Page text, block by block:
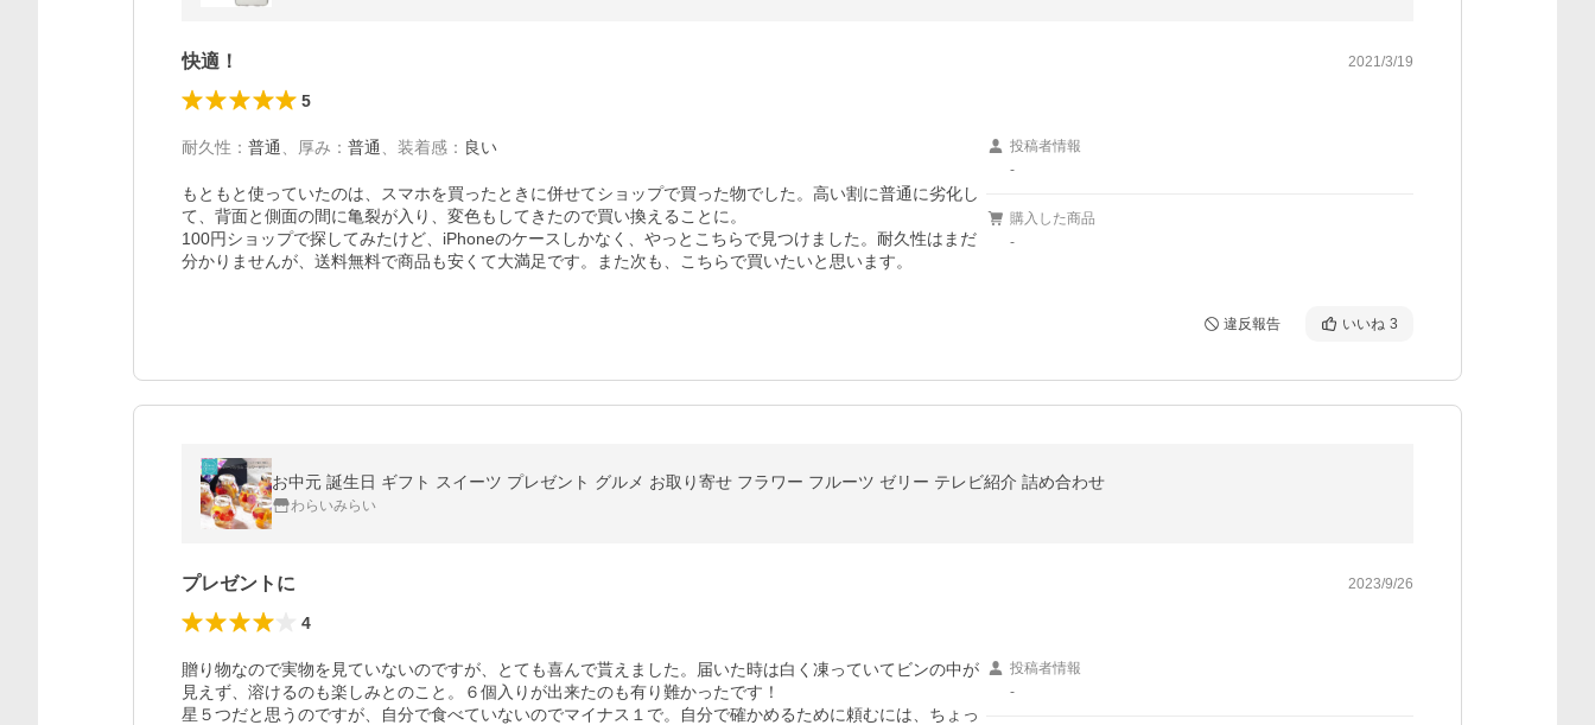
快適！ 2021/3/19
5
耐久性 ： 普通 厚み ： 普通 装着感 ： 良い
もともと使っていたのは、スマホを買ったときに併せてショップで買った物でした。高い割に普通に劣化し
て、背面と側面の間に亀裂が入り、変色もしてきたので買い換えることに。
100円ショップで探してみたけど、iPhoneのケースしかなく、やっとこちらで見つけました。耐久性はまだ
分かりませんが、送料無料で商品も安くて大満足です。また次も、こちらで買いたいと思います。
投稿者情報
-
購入した商品
-
違反報告 いいね 3
お中元 誕生日 ギフト スイーツ プレゼント グルメ お取り寄せ フラワー フルーツ ゼリー テレビ紹介 詰め合わせ
わらいみらい
プレゼントに 2023/9/26
4
贈り物なので実物を見ていないのですが、とても喜んで貰えました。届いた時は白く凍っていてビンの中が
見えず、溶けるのも楽しみとのこと。６個入りが出来たのも有り難かったです！
星５つだと思うのですが、自分で食べていないのでマイナス１で。自分で確かめるために頼むには、ちょっ
投稿者情報
-